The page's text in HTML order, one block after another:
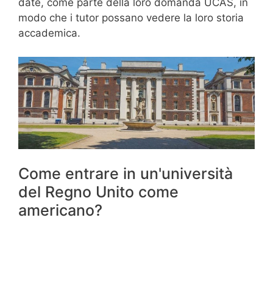
date, come parte della loro domanda UCAS, in
modo che i tutor possano vedere la loro storia
accademica.
Come entrare in un'università
del Regno Unito come
americano?